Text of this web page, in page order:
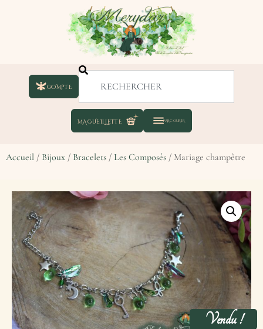
COMPTE
Accueil / Bijoux / Bracelets / Les Composés / Mariage champêtre
Vendu !